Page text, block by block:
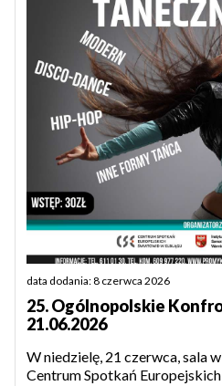
data dodania: 8 czerwca 2026
25. Ogólnopolskie
21.06.2026
W niedzielę, 21 czerwca, sala
Centrum Spotkań